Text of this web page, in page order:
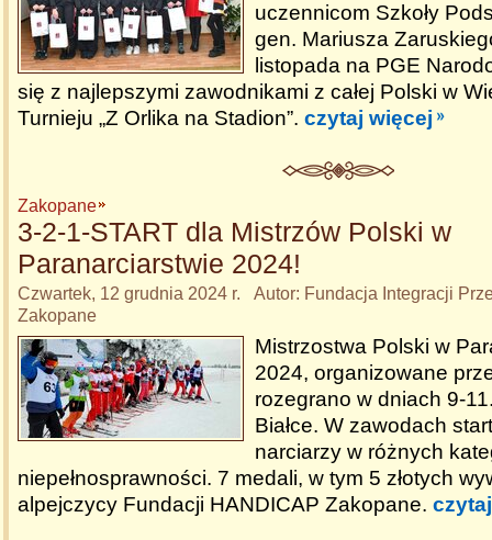
uczennicom Szkoły
gen. Mariusza
listopada na PGE
się z najlepszymi zawodnikami z całej Polski w
Turnieju „Z Orlika na Stadion”. czytaj więcej
Zakopane
3-2-1-START dla Mistrzów Polski w
Paranarciarstwie 2024!
Czwartek, 12 grudnia 2024 r. Autor: Fundacja Integracji
Zakopane
Mistrzostwa Polski w
2024, organizowane
rozegrano w dniach 9-
Białce. W zawodach
narciarzy w różnych
niepełnosprawności. 7 medali, w tym 5 złotych
alpejczycy Fundacji HANDICAP Zakopane.